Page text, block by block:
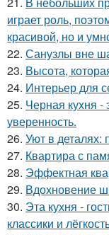
играет роль,
красивой, но и
22. Санузлы вне
23. Высота,
24. Интерьер для
25. Черная кухня -
уверенность.
26. Уют в деталях:
27. Квартира с
28. Эффектная
29. Вдохновение
30. Эта кухня -
классики и